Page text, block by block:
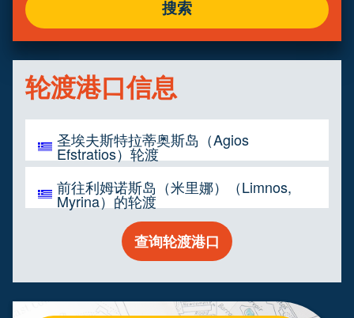
管理预定
搜索
轮渡港口信息
圣埃夫斯特拉蒂奥斯岛（Agios
Efstratios）轮渡
前往利姆诺斯岛（米里娜）（Limnos,
Myrina）的轮渡
查询轮渡港口